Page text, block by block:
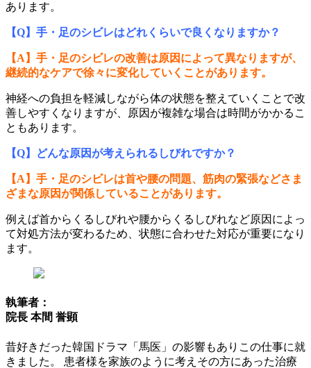
あります。
【Q】手・足のシビレはどれくらいで良くなりますか？
【A】手・足のシビレの改善は原因によって異なりますが、
継続的なケアで徐々に変化していくことがあります。
神経への負担を軽減しながら体の状態を整えていくことで改
善しやすくなりますが、原因が複雑な場合は時間がかかるこ
ともあります。
【Q】どんな原因が考えられるしびれですか？
【A】手・足のシビレは首や腰の問題、筋肉の緊張などさま
ざまな原因が関係していることがあります。
例えば首からくるしびれや腰からくるしびれなど原因によっ
て対処方法が変わるため、状態に合わせた対応が重要になり
ます。
執筆者：
院長 本間 誉顕
昔好きだった韓国ドラマ「馬医」の影響もありこの仕事に就
きました。 患者様を家族のように考えその方にあった治療